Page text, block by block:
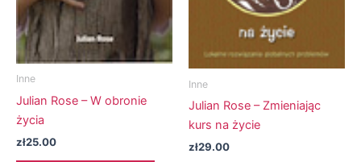
Inne
Julian Rose – W obronie
życia
zł25.00
Inne
Julian Rose – Zmieniając
kurs na życie
zł29.00